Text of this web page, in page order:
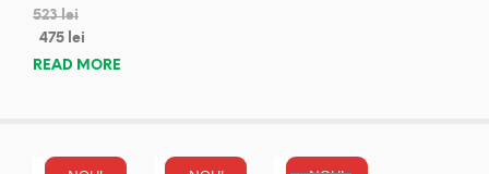
523lei
475 lei
READ MORE